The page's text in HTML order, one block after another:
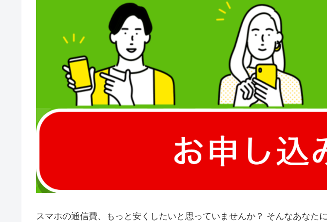
スマホの通信費、もっと安くしたいと思っていませんか？ そんなあなた